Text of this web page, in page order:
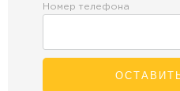
Номер телефона